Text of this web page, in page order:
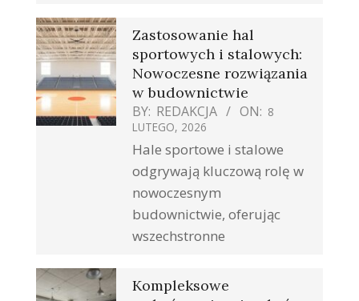
Zastosowanie hal
sportowych i stalowych:
Nowoczesne rozwiązania
w budownictwie
BY: REDAKCJA ON: 8
LUTEGO, 2026
Hale sportowe i stalowe
odgrywają kluczową rolę w
nowoczesnym
budownictwie, oferując
wszechstronne
Kompleksowe